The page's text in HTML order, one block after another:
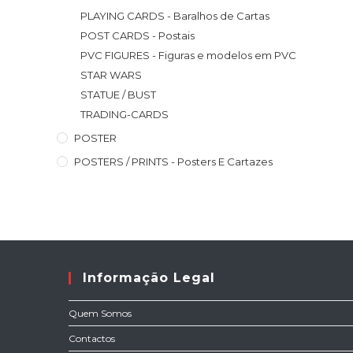
PLAYING CARDS - Baralhos de Cartas
POST CARDS - Postais
PVC FIGURES - Figuras e modelos em PVC
STAR WARS
STATUE / BUST
TRADING-CARDS
POSTER
POSTERS / PRINTS - Posters E Cartazes
Informação Legal
Quem Somos
Contactos